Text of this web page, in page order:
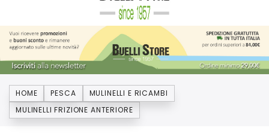
HOME PESCA
MULINELLI E RICAMBI
MULINELLI FRIZIONE ANTERIORE